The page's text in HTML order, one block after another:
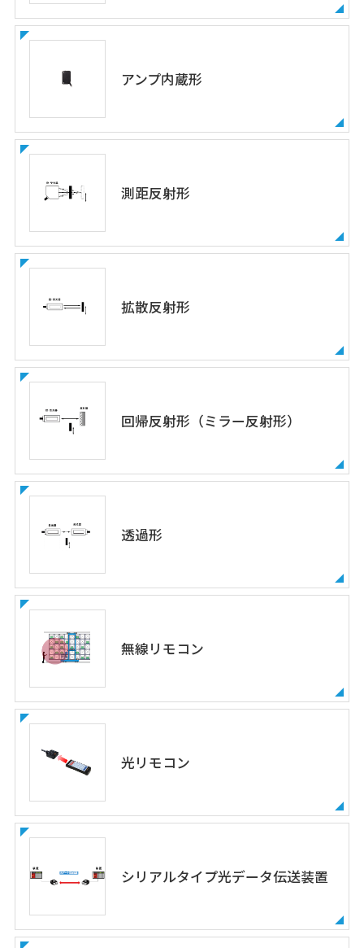
アンプ内蔵形
測距反射形
拡散反射形
回帰反射形（ミラー反射形）
透過形
無線リモコン
光リモコン
シリアルタイプ光データ伝送装置